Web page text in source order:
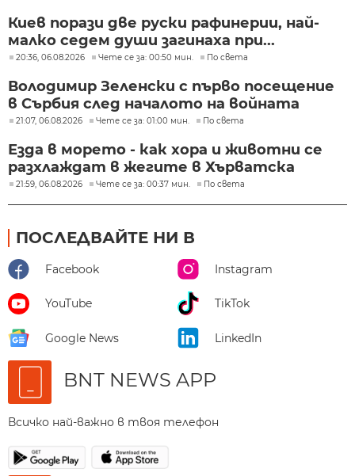
Киев порази две руски рафинерии, най-
малко седем души загинаха при...
20:36, 06.08.2026 Чете се за: 00:50 мин. По света
Володимир Зеленски с първо посещение
в Сърбия след началото на войната
21:07, 06.08.2026 Чете се за: 01:00 мин. По света
Езда в морето - как хора и животни се
разхлаждат в жегите в Хърватска
21:59, 06.08.2026 Чете се за: 00:37 мин. По света
ПОСЛЕДВАЙТЕ НИ В
Facebook Instagram
YouTube TikTok
Google News LinkedIn
BNT NEWS APP
Всичко най-важно в твоя телефон